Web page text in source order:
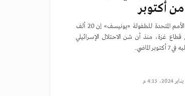
أكتوبر
قالت منظمة الأمم المتحدة للطفولة «يونيسف» إن 20 ألف
غزة، منذ أن شن الاحتلال الإسرائيلي
الماضي.